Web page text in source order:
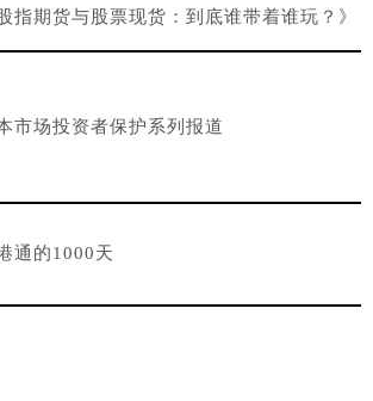
股指期货与股票现货：到底谁带着谁玩？》
市场投资者保护系列报道
通的1000天